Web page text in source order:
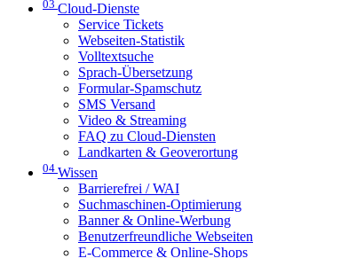
03 Cloud-Dienste
Service Tickets
Webseiten-Statistik
Volltextsuche
Sprach-Übersetzung
Formular-Spamschutz
SMS Versand
Video & Streaming
FAQ zu Cloud-Diensten
Landkarten & Geoverortung
04 Wissen
Barrierefrei / WAI
Suchmaschinen-Optimierung
Banner & Online-Werbung
Benutzerfreundliche Webseiten
E-Commerce & Online-Shops